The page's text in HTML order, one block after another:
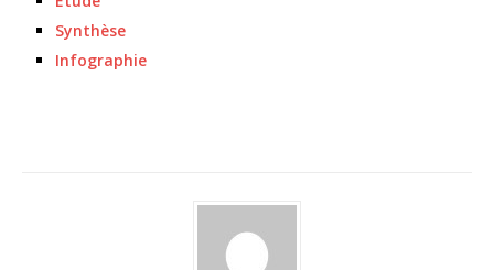
Synthèse
Infographie